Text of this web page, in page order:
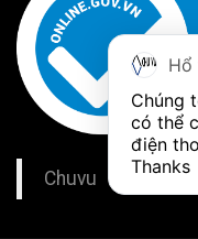
Chuvu
Hổ
Chúng
có thể
điện
Thanks